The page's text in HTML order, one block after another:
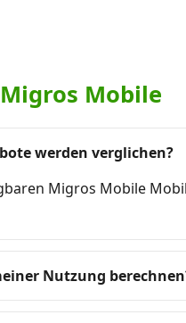
Mobile
werden verglichen?
Migros Mobile
Nutzung